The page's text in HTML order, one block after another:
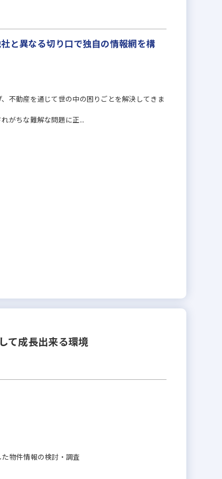
と異なる切り口で独自の情報網を構
不動産を通じて世の中の困りごとを解決してきま
がちな難解な問題に正...
て成長出来る環境
物件情報の検討・調査